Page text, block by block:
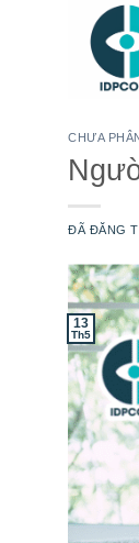
CHƯA
ĐÃ ĐĂNG
13
Th5